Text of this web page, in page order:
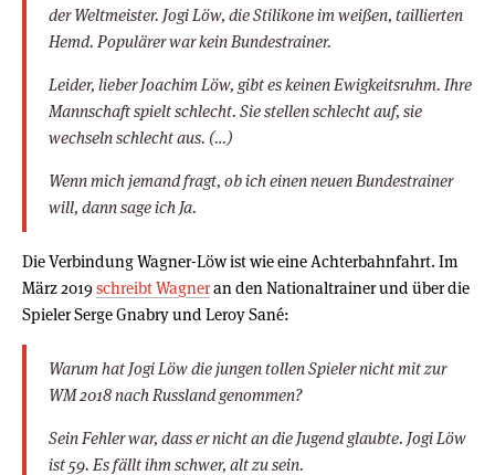
der Weltmeister. Jogi Löw, die Stilikone im weißen, taillierten
Hemd. Populärer war kein Bundestrainer.
Leider, lieber Joachim Löw, gibt es keinen Ewigkeitsruhm. Ihre
Mannschaft spielt schlecht. Sie stellen schlecht auf, sie
wechseln schlecht aus. (…)
Wenn mich jemand fragt, ob ich einen neuen Bundestrainer
will, dann sage ich Ja.
Die Verbindung Wagner-Löw ist wie eine Achterbahnfahrt. Im
März 2019schreibt Wagneran den Nationaltrainer und über die
Spieler Serge Gnabry und Leroy Sané:
Warum hat Jogi Löw die jungen tollen Spieler nicht mit zur
WM 2018 nach Russland genommen?
Sein Fehler war, dass er nicht an die Jugend glaubte. Jogi Löw
ist 59. Es fällt ihm schwer, alt zu sein.